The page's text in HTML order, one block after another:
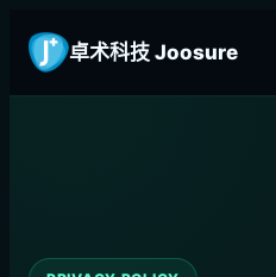
卓术科技 Joosure